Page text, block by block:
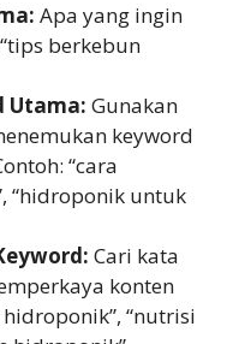
Apa yang ingin
berkebun
Utama: Gunakan
keyword
“cara
“hidroponik untuk
Cari kata
konten
“nutrisi